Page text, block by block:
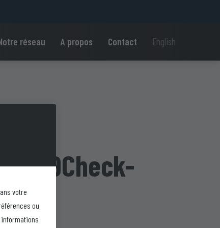
réseau A propos Contact English
votre
ou
informations